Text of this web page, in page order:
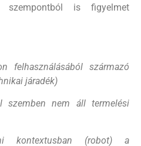
szempontból is figyelmet
felhasználásából származó
járadék)
szemben nem áll termelési
kontextusban (robot) a